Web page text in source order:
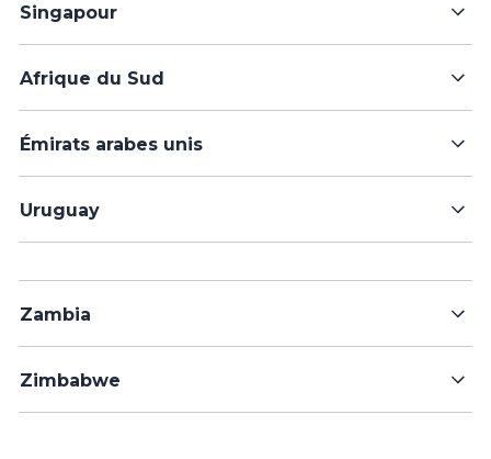
Singapour
Afrique du Sud
Émirats arabes unis
Uruguay
Zambia
Zimbabwe